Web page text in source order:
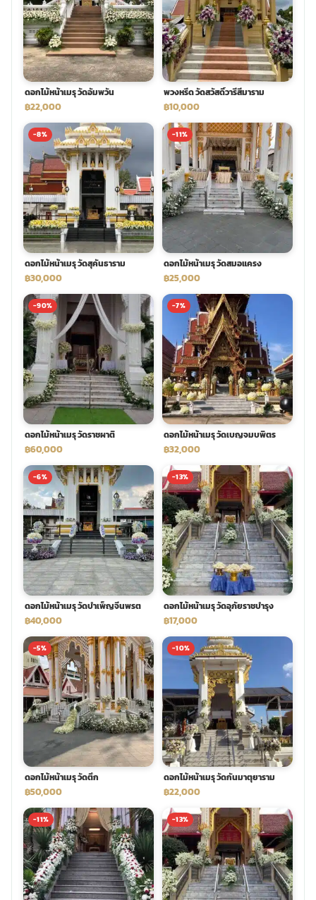
tpdecorate ปูพื้น
ดอกไม้หน้าเมรุ วัดอัมพวัน
฿22,000
พวงหรีด วัดสวัสดิ์วารีสีมาราม
฿10,000
-8%
ดอกไม้หน้าเมรุ วัดสุคันธาราม
฿30,000
-11%
ดอกไม้หน้าเมรุ วัดสมอแครง
฿25,000
-90%
ดอกไม้หน้าเมรุ วัดราชผาติ
฿60,000
-7%
ดอกไม้หน้าเมรุ วัดเบญจมบพิตร
฿32,000
-6%
ดอกไม้หน้าเมรุ วัดบำเพ็ญจีนพรต
฿40,000
-13%
ดอกไม้หน้าเมรุ วัดอุภัยราชบำรุง
฿17,000
-5%
ดอกไม้หน้าเมรุ วัดตึก
฿50,000
-10%
ดอกไม้หน้าเมรุ วัดกันมาตุยาราม
฿22,000
-11% -13%